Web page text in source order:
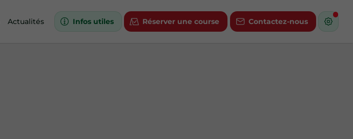
Actualités Infos utiles Réserver une course Contactez-nous